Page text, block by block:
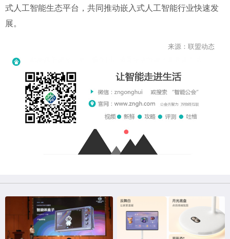
式人工智能生态平台，共同推动嵌入式人工智能行业快速发
展。
来源：联盟动态